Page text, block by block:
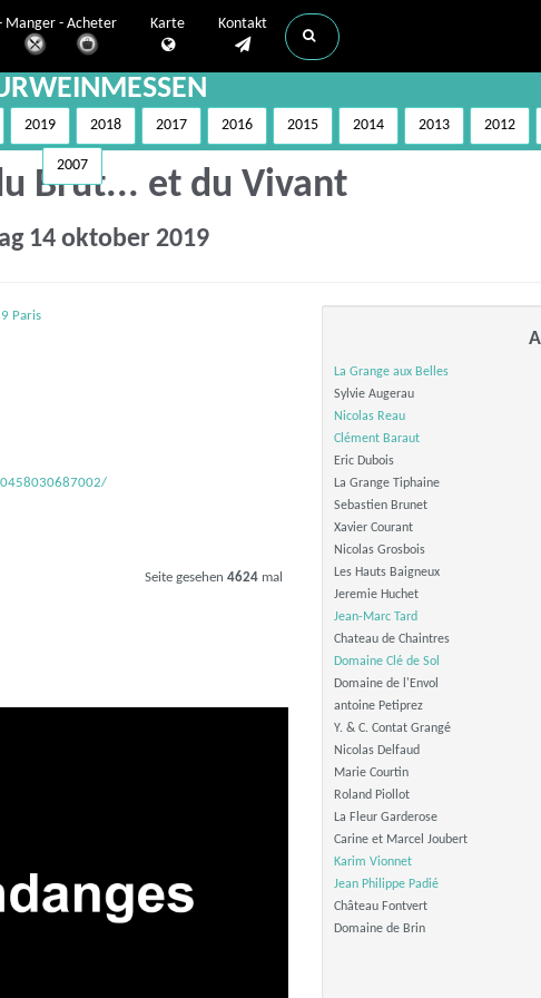
Manger - Acheter Karte Kontakt
2019 2018 2017 2016 2015 2014 2013 2012
2007
Brut... et du Vivant
14 oktober 2019
Paris
Seite gesehen 4624mal
La Grange aux Belles
Sylvie Augerau
Nicolas Reau
Clément Baraut
Eric Dubois
La Grange Tiphaine
Sebastien Brunet
Xavier Courant
Nicolas Grosbois
Les Hauts Baigneux
Jeremie Huchet
Jean-Marc Tard
Chateau de Chaintres
Domaine Clé de Sol
Domaine de l'Envol
antoine Petiprez
Y. & C. Contat Grangé
Nicolas Delfaud
Marie Courtin
Roland Piollot
La Fleur Garderose
Carine et Marcel Joubert
Karim Vionnet
Jean Philippe Padié
Château Fontvert
Domaine de Brin